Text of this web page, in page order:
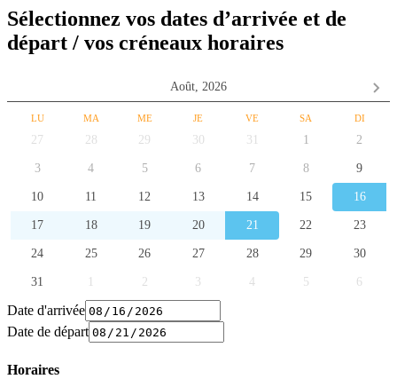
Sélectionnez vos dates d’arrivée et de
départ / vos créneaux horaires
Août, 2026
LU MA ME JE VE SA DI
27 28 29 30 31 1 2
3 4 5 6 7 8 9
10 11 12 13 14 15 16
17 18 19 20 21 22 23
24 25 26 27 28 29 30
31 2 3 4 5 6
Date d'arrivée
Date de départ
Horaires